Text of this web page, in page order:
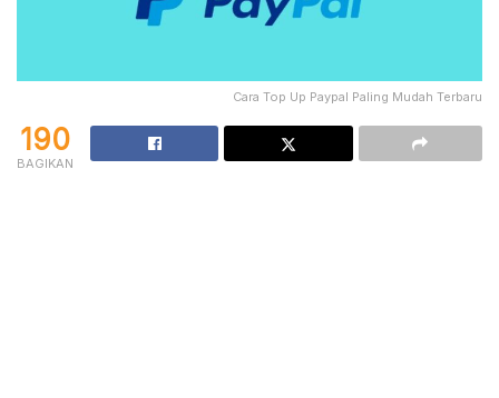
Cara Top Up Paypal Paling Mudah Terbaru
190
BAGIKAN